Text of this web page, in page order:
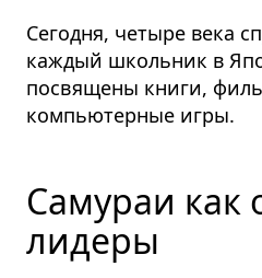
Сегодня, четыре века
каждый школьник в
посвящены книги,
компьютерные игры.
Самураи как
лидеры